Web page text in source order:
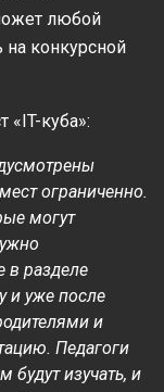
любой
конкурсной
«IT-куба»:
ограниченно.
могут
в разделе
и уже после
и
Педагоги
будут изучать, и